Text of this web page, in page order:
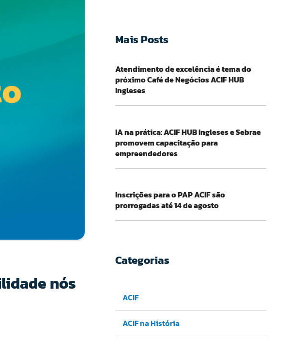
nós
Mais Posts
Atendimento de excelência é tema do
próximo Café de Negócios ACIF HUB
Ingleses
IA na prática: ACIF HUB Ingleses e Sebrae
promovem capacitação para
empreendedores
Inscrições para o PAP ACIF são
prorrogadas até 14 de agosto
Categorias
ACIF
ACIF na História